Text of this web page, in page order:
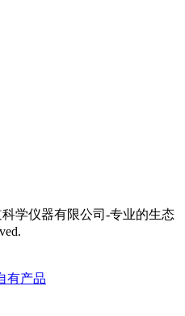
学仪器有限公司-专业的生态
有产品